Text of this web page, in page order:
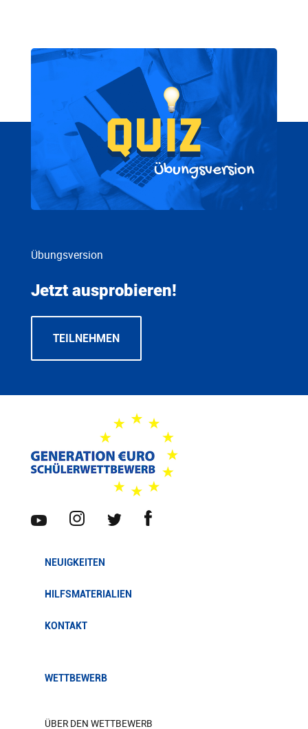
Übungsversion
Übungsversion
Jetzt ausprobieren!
TEILNEHMEN
NEUIGKEITEN
HILFSMATERIALIEN
KONTAKT
WETTBEWERB
ÜBER DEN WETTBEWERB